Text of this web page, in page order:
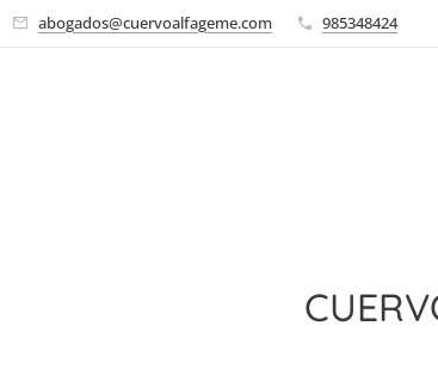
abogados@cuervoalfageme.com 985348424